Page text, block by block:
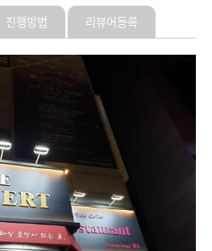
진행방법 리뷰어등록